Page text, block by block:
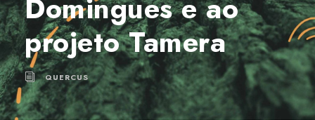
Domingues e ao
projeto Tamera
QUERCUS